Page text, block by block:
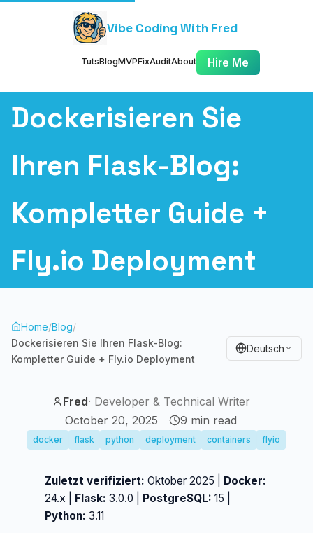
Vibe Coding With Fred
TutsBlogMVPFixAuditAbout Hire Me
Dockerisieren Sie
Ihren Flask-Blog:
Kompletter Guide +
Fly.io Deployment
Home/Blog/
Dockerisieren Sie Ihren Flask-Blog:
Kompletter Guide + Fly.io Deployment
Deutsch
Fred· Developer & Technical Writer
October 20, 2025
9 min read
docker flask python deployment containers flyio
Zuletzt verifiziert: Oktober 2025 | Docker:
24.x | Flask: 3.0.0 | PostgreSQL: 15 |
Python: 3.11